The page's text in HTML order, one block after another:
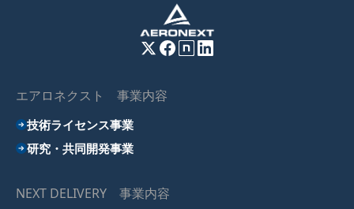
エアロネクスト 事業内容
技術ライセンス事業
研究・共同開発事業
NEXT DELIVERY 事業内容